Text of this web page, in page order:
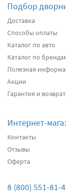
Подробнее
Задний
Подробнее
Подбор
Доставка
Способы оплаты
Каталог по авто
Каталог по
Полезная
Акции
Гарантия и возврат
Интернет-
Контакты
Отзывы
Оферта
8 (800) 551-81-